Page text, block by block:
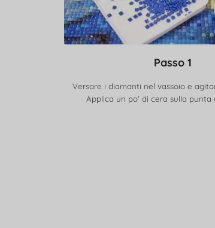
Passo 1
Versare i diamanti nel vassoio e
Applica un po' di cera sulla punta